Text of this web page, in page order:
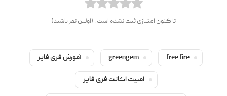
تا کنون امتیازی ثبت نشده است . (اولین نفر باشید)
free fire
greengem آموزش فری فایر
امنیت اکانت فری فایر